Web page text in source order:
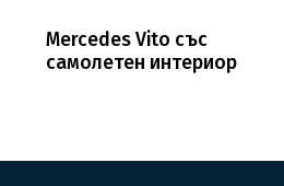
Mercedes Vito със
самолетен интериор